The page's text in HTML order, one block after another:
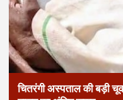
चितरंगी अस्पताल की बड़ी